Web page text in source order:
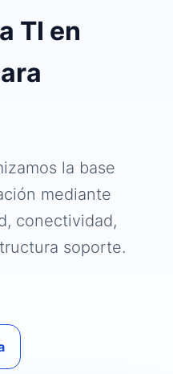
TI en
la base
mediante
conectividad,
soporte.